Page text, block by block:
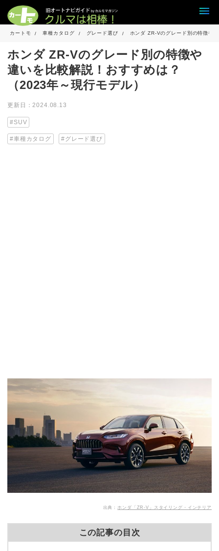
カートモ 車種カタログ グレード選び ホンダ ZR-Vのグレード別の特徴や
ホンダ ZR-Vのグレード別の特徴や
違いを比較解説！おすすめは？
（2023年～現行モデル）
更新日：2024.08.13
SUV
車種カタログ グレード選び
出典：ホンダ「ZR-V」スタイリング・インテリア
この記事の目次